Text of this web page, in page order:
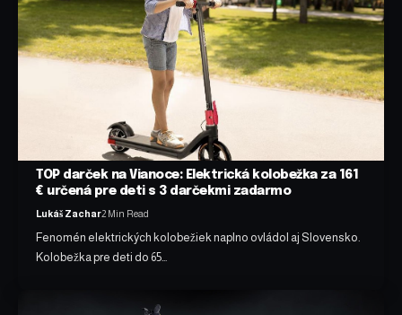
TOP darček na Vianoce: Elektrická kolobežka za 161
€ určená pre deti s 3 darčekmi zadarmo
Lukáš Zachar2 Min Read
Fenomén elektrických kolobežiek naplno ovládol aj Slovensko.
Kolobežka pre deti do 65…